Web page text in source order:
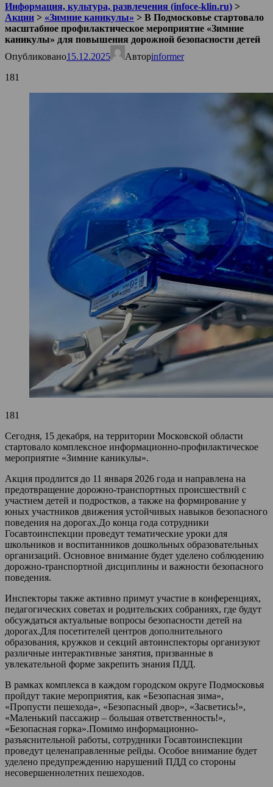
Информация, культура, развлечения (infoce-klin.ru) >
Акции > «Зимние каникулы» > В Подмосковье стартовало
масштабное профилактическое мероприятие «Зимние
каникулы» для повышения дорожной безопасности детей
Опубликовано15.12.2025 Авторinformer
181
181
Сегодня, 15 декабря, на территории Московской области
стартовало комплексное информационно-профилактическое
мероприятие «Зимние каникулы».
Акция продлится до 11 января 2026 года и направлена на
предотвращение дорожно-транспортных происшествий с
участием детей и подростков, а также на формирование у
юных участников движения устойчивых навыков безопасного
поведения на дорогах.До конца года сотрудники
Госавтоинспекции проведут тематические уроки для
школьников и воспитанников дошкольных образовательных
организаций. Основное внимание будет уделено соблюдению
дорожно-транспортной дисциплины и важности безопасного
поведения.
Инспекторы также активно примут участие в конференциях,
педагогических советах и родительских собраниях, где будут
обсуждаться актуальные вопросы безопасности детей на
дорогах.Для посетителей центров дополнительного
образования, кружков и секций автоинспекторы организуют
различные интерактивные занятия, призванные в
увлекательной форме закрепить знания ПДД.
В рамках комплекса в каждом городском округе Подмосковья
пройдут такие мероприятия, как «Безопасная зима»,
«Пропусти пешехода», «Безопасный двор», «Засветись!»,
«Маленький пассажир – большая ответственность!»,
«Безопасная горка».Помимо информационно-
разъяснительной работы, сотрудники Госавтоинспекции
проведут целенаправленные рейды. Особое внимание будет
уделено предупреждению нарушений ПДД со стороны
несовершеннолетних пешеходов.